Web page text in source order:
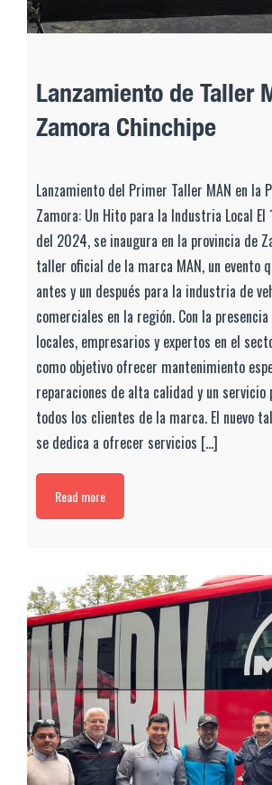
Lanzamiento de Taller
Zamora Chinchipe
Lanzamiento del Primer Taller MAN en la
Zamora: Un Hito para la Industria Local
del 2024, se inaugura en la provincia de
taller oficial de la marca MAN, un evento
antes y un después para la industria de
comerciales en la región. Con la
locales, empresarios y expertos en el
como objetivo ofrecer mantenimiento
reparaciones de alta calidad y un servicio
todos los clientes de la marca. El nuevo
se dedica a ofrecer servicios [...]
Read more